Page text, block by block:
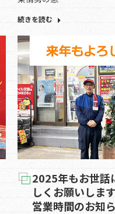
続きを読む
2025年もお世話
しくお願いしま
営業時間のお知